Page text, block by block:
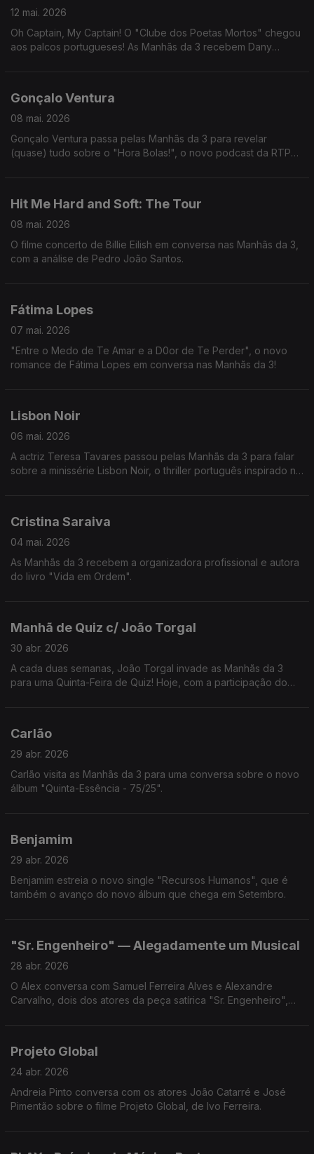
12 mai. 2026
Oh Captain, My Captain! O "Clube dos Poetas Mortos" chegou
aos palcos portugueses! As Manhãs da 3 recebem Dany
Gonçalo Ventura
08 mai. 2026
Gonçalo Ventura passa pelas Manhãs da 3 para revelar
(quase) tudo sobre o "Hora Bolas!", o novo podcast da RTP
Hit Me Hard and Soft: The Tour
08 mai. 2026
O filme concerto de Billie Eilish em conversa nas Manhãs da 3,
com a análise de Pedro João Santos.
Fátima Lopes
07 mai. 2026
"Entre o Medo de Te Amar e a D0or de Te Perder", o novo
romance de Fátima Lopes em conversa nas Manhãs da 3!
Lisbon Noir
06 mai. 2026
A actriz Teresa Tavares passou pelas Manhãs da 3 para falar
sobre a minissérie Lisbon Noir, o thriller português inspirado no
Cristina Saraiva
04 mai. 2026
As Manhãs da 3 recebem a organizadora profissional e autora
do livro "Vida em Ordem".
Manhã de Quiz c/ João Torgal
30 abr. 2026
A cada duas semanas, João Torgal invade as Manhãs da 3
para uma Quinta-Feira de Quiz! Hoje, com a participação do
Carlão
29 abr. 2026
Carlão visita as Manhãs da 3 para uma conversa sobre o novo
álbum "Quinta-Essência - 75/25".
Benjamim
29 abr. 2026
Benjamim estreia o novo single "Recursos Humanos", que é
também o avanço do novo álbum que chega em Setembro.
"Sr. Engenheiro" — Alegadamente um Musical
28 abr. 2026
O Alex conversa com Samuel Ferreira Alves e Alexandre
Carvalho, dois dos atores da peça satírica "Sr. Engenheiro",
Projeto Global
24 abr. 2026
Andreia Pinto conversa com os atores João Catarré e José
Pimentão sobre o filme Projeto Global, de Ivo Ferreira.